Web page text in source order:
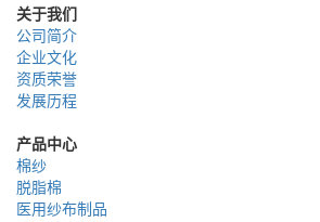
关于我们
公司简介
企业文化
资质荣誉
发展历程
产品中心
棉纱
脱脂棉
医用纱布制品